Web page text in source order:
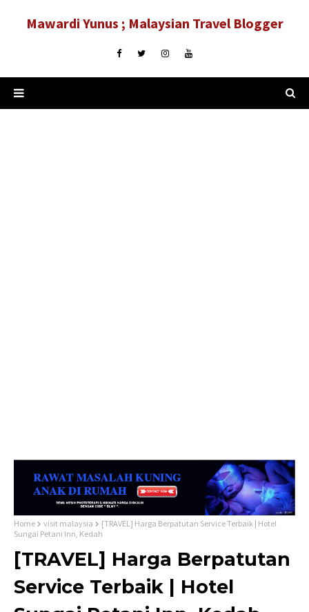
Mawardi Yunus ; Malaysian Travel Blogger
Home visit malaysia
[TRAVEL] Harga Berpatutan Service Terbaik | Hotel
Sungai Petani Inn, Kedah
[TRAVEL] Harga Berpatutan
Service Terbaik | Hotel